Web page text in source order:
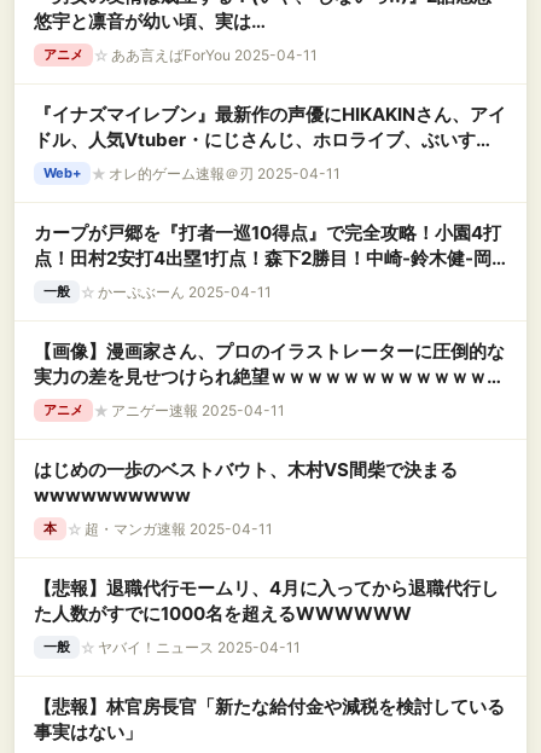
悠宇と凛音が幼い頃、実は…
アニメ ☆ ああ言えばForYou 2025-04-11
『イナズマイレブン』最新作の声優にHIKAKINさん、アイ
ドル、人気Vtuber・にじさんじ、ホロライブ、ぶいすぽ
などを起用！→批判殺到してしまう
Web+ ★ オレ的ゲーム速報＠刃 2025-04-11
カープが戸郷を『打者一巡10得点』で完全攻略！小園4打
点！田村2安打4出塁1打点！森下2勝目！中崎-鈴木健-岡
本が完全投球0封リレー！【広島12-3巨人/試合結果】
一般 ☆ かーぷぶーん 2025-04-11
【画像】漫画家さん、プロのイラストレーターに圧倒的な
実力の差を見せつけられ絶望ｗｗｗｗｗｗｗｗｗｗｗｗｗ
ｗアニメ ★ アニゲー速報 2025-04-11
はじめの一歩のベストバウト、木村VS間柴で決まる
wwwwwwwwww
本 ☆ 超・マンガ速報 2025-04-11
【悲報】退職代行モームリ、4月に入ってから退職代行し
た人数がすでに1000名を超えるWWWWWW
一般 ☆ ヤバイ！ニュース 2025-04-11
【悲報】林官房長官「新たな給付金や減税を検討している
事実はない」